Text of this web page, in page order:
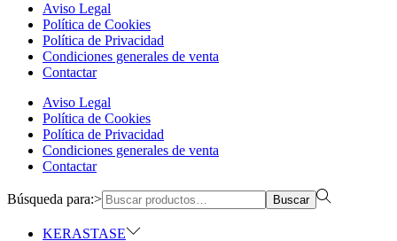
Aviso Legal
Política de Cookies
Política de Privacidad
Condiciones generales de venta
Contactar
Aviso Legal
Política de Cookies
Política de Privacidad
Condiciones generales de venta
Contactar
Búsqueda para:> Buscar
KERASTASE